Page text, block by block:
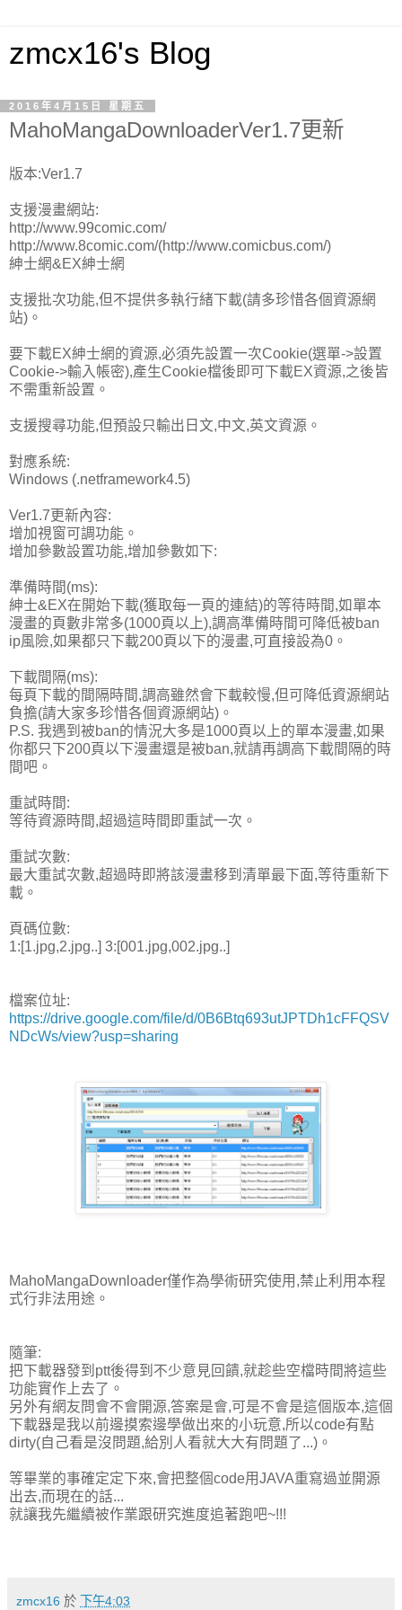
zmcx16's Blog
2016年4月15日 星期五
MahoMangaDownloaderVer1.7更新
版本:Ver1.7
支援漫畫網站:
http://www.99comic.com/
http://www.8comic.com/(http://www.comicbus.com/)
紳士網&EX紳士網
支援批次功能,但不提供多執行緒下載(請多珍惜各個資源網
站)。
要下載EX紳士網的資源,必須先設置一次Cookie(選單->設置
Cookie->輸入帳密),產生Cookie檔後即可下載EX資源,之後皆
不需重新設置。
支援搜尋功能,但預設只輸出日文,中文,英文資源。
對應系統:
Windows (.netframework4.5)
Ver1.7更新內容:
增加視窗可調功能。
增加參數設置功能,增加參數如下:
準備時間(ms):
紳士&EX在開始下載(獲取每一頁的連結)的等待時間,如單本
漫畫的頁數非常多(1000頁以上),調高準備時間可降低被ban
ip風險,如果都只下載200頁以下的漫畫,可直接設為0。
下載間隔(ms):
每頁下載的間隔時間,調高雖然會下載較慢,但可降低資源網站
負擔(請大家多珍惜各個資源網站)。
P.S. 我遇到被ban的情況大多是1000頁以上的單本漫畫,如果
你都只下200頁以下漫畫還是被ban,就請再調高下載間隔的時
間吧。
重試時間:
等待資源時間,超過這時間即重試一次。
重試次數:
最大重試次數,超過時即將該漫畫移到清單最下面,等待重新下
載。
頁碼位數:
1:[1.jpg,2.jpg..] 3:[001.jpg,002.jpg..]
檔案位址:
https://drive.google.com/file/d/0B6Btq693utJPTDh1cFFQSV
NDcWs/view?usp=sharing
MahoMangaDownloader僅作為學術研究使用,禁止利用本程
式行非法用途。
隨筆:
把下載器發到ptt後得到不少意見回饋,就趁些空檔時間將這些
功能實作上去了。
另外有網友問會不會開源,答案是會,可是不會是這個版本,這個
下載器是我以前邊摸索邊學做出來的小玩意,所以code有點
dirty(自己看是沒問題,給別人看就大大有問題了...)。
等畢業的事確定定下來,會把整個code用JAVA重寫過並開源
出去,而現在的話...
就讓我先繼續被作業跟研究進度追著跑吧~!!!
zmcx16 於 下午4:03